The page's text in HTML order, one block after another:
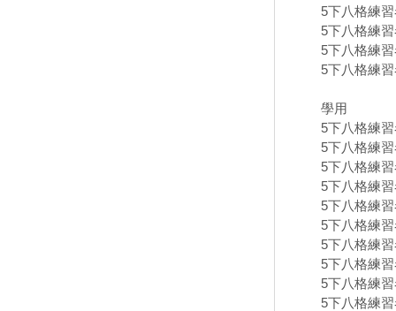
5下八格練
5下八格練
5下八格練
5下八格練
學用
5下八格練
5下八格練
5下八格練
5下八格練
5下八格練
5下八格練
5下八格練
5下八格練
5下八格練
5下八格練